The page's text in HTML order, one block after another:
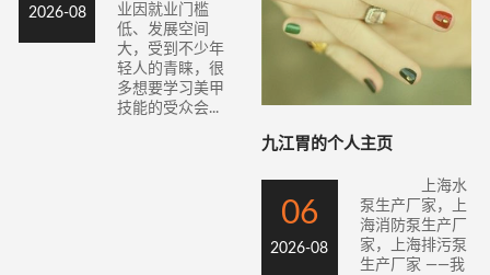
2026-08
业因就业门槛
低、发展空间
大，受到不少年
轻人的青睐，很
多想要学习美甲
技能的受众会...
九江胃的个人主页
06
2026-08
上海水
泵生产厂家，上
海消防泵生产厂
家，上海排污泵
生产厂家 ——我